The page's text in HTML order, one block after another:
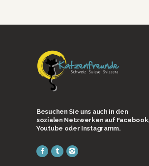
Besuchen Sie uns auch in den
sozialen Netzwerken auf Facebook,
Youtube oder Instagramm.